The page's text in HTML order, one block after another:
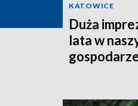
KATOWICE
Duża
lata w